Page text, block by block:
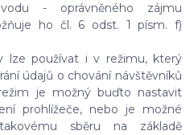
- oprávněného zájmu
ho čl. 6 odst. 1 písm. f)
lze používat i v režimu, který
údajů o chování návštěvníků
je možný buďto nastavit
prohlížeče, nebo je možné
sběru na základě